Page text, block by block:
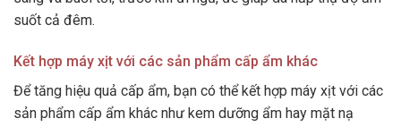
suốt cả đêm.
Kết hợp máy xịt với các sản phẩm cấp ẩm khác
Để tăng hiệu quả cấp ẩm, bạn có thể kết hợp máy xịt với các
sản phẩm cấp ẩm khác như kem dưỡng ẩm hay mặt nạ